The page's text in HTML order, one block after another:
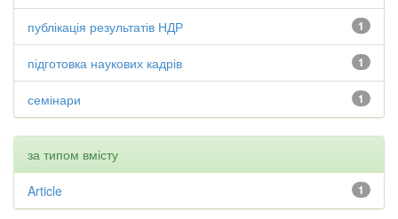
1
публікація результатів НДР
1
підготовка наукових кадрів
1
семінари
за типом вмісту
1
Article